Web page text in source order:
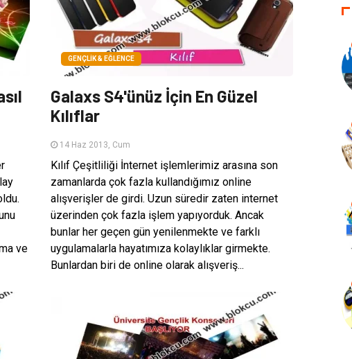
ve
GENÇLIK & EĞLENCE
Galaxs S4'ünüz İçin En Güzel
Kılıflar
14 Haz 2013, Cum
Kılıf Çeşitliliği İnternet işlemlerimiz arasına son
zamanlarda çok fazla kullandığımız online
alışverişler de girdi. Uzun süredir zaten internet
üzerinden çok fazla işlem yapıyorduk. Ancak
bunlar her geçen gün yenilenmekte ve farklı
uygulamalarla hayatımıza kolaylıklar girmekte.
Bunlardan biri de online olarak alışveriş...